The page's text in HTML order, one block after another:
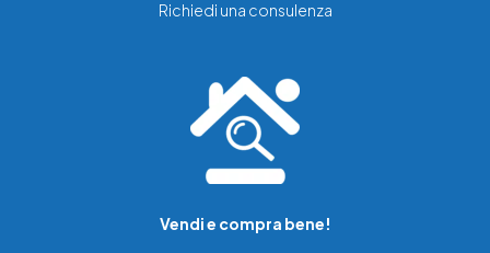
Richiedi una consulenza
Vendi e compra bene!